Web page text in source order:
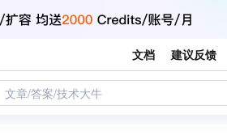
文档 建议反馈
文章/答案/技术大牛